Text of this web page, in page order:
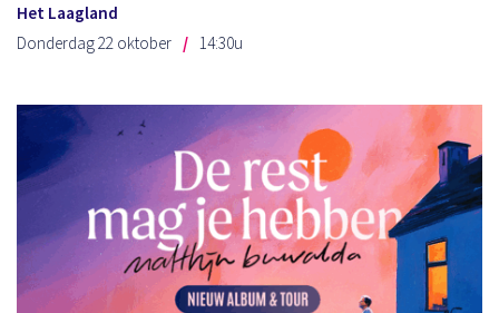
Het Laagland
Donderdag 22 oktober
14:30u